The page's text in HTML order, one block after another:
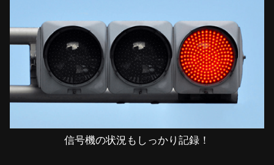
信号機の状況もしっかり記録！